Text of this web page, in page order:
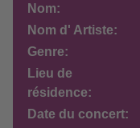
Nom:
Nom d' Artiste:
Genre:
Lieu de
résidence:
Date du concert: